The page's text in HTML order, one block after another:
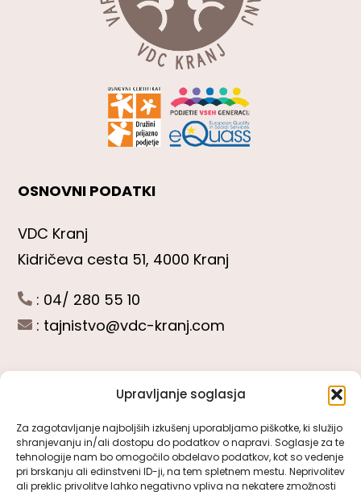
Upravljanje soglasja
Za zagotavljanje najboljših izkušenj uporabljamo piškotke, ki služijo
shranjevanju in/ali dostopu do podatkov o napravi. Soglasje za te
tehnologije nam bo omogočilo obdelavo podatkov, kot so vedenje
pri brskanju ali edinstveni ID-ji, na tem spletnem mestu. Neprivolitev
ali preklic privolitve lahko negativno vpliva na nekatere zmožnosti
OSNOVNI PODATKI
VDC Kranj
Kidričeva cesta 51, 4000 Kranj
: 04/ 280 55 10
: tajnistvo@vdc-kranj.com
Toggle
Navigation
Predstavitev VDC Kranj